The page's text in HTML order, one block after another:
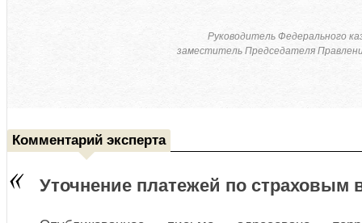
Руководитель Федерального
заместитель Председателя
Комментарий эксперта
Уточнение платежей по страховым